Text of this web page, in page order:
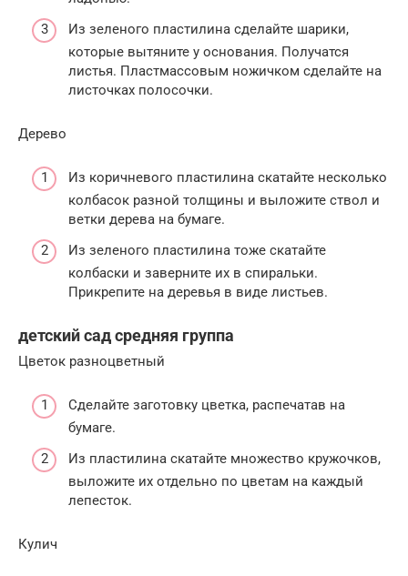
Из зеленого пластилина сделайте шарики,
которые вытяните у основания. Получатся
листья. Пластмассовым ножичком сделайте на
листочках полосочки.
Дерево
Из коричневого пластилина скатайте несколько
колбасок разной толщины и выложите ствол и
ветки дерева на бумаге.
Из зеленого пластилина тоже скатайте
колбаски и заверните их в спиральки.
Прикрепите на деревья в виде листьев.
детский сад средняя группа
Цветок разноцветный
Сделайте заготовку цветка, распечатав на
бумаге.
Из пластилина скатайте множество кружочков,
выложите их отдельно по цветам на каждый
лепесток.
Кулич